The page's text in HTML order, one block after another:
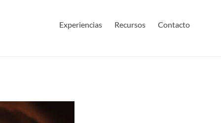
Experiencias Recursos Contacto